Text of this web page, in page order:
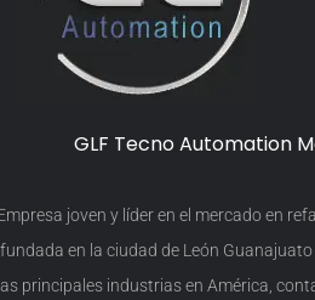
GLF Tecno Automation
joven y líder en el mercado en
en la ciudad de León
principales industrias en América,